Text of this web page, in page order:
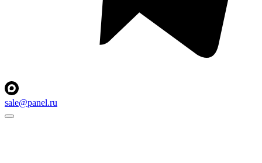
sale@panel.ru